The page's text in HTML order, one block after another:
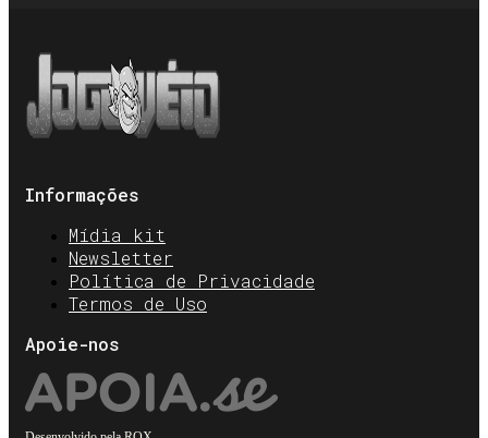
Informações
Mídia kit
Newsletter
Política de Privacidade
Termos de Uso
Apoie-nos